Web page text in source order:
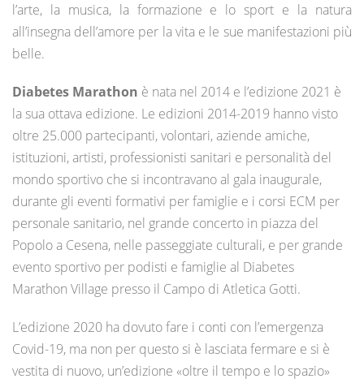
l’arte, la musica, la formazione e lo sport e la natura
all’insegna dell’amore per la vita e le sue manifestazioni più
belle.
Diabetes Marathon è nata nel 2014 e l’edizione 2021 è
la sua ottava edizione. Le edizioni 2014-2019 hanno visto
oltre 25.000 partecipanti, volontari, aziende amiche,
istituzioni, artisti, professionisti sanitari e personalità del
mondo sportivo che si incontravano al gala inaugurale,
durante gli eventi formativi per famiglie e i corsi ECM per
personale sanitario, nel grande concerto in piazza del
Popolo a Cesena, nelle passeggiate culturali, e per grande
evento sportivo per podisti e famiglie al Diabetes
Marathon Village presso il Campo di Atletica Gotti.
L’edizione 2020 ha dovuto fare i conti con l’emergenza
Covid-19, ma non per questo si è lasciata fermare e si è
vestita di nuovo, un’edizione «oltre il tempo e lo spazio»